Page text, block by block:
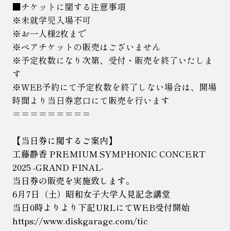
■チケットに関する注意事項
※未就学児入場不可
※お一人様2枚まで
※ペアチケットの販売はございません
※予定枚数になり次第、受付・販売を終了いたしま
す
※WEB予約にて予定枚数を終了しない場合は、開場
時間より当日券窓口にて販売を行います
＝＝＝＝＝＝＝＝＝
【当日券に関するご案内】
工藤静香 PREMIUM SYMPHONIC CONCERT
2025 -GRAND FINAL-
当日券の販売を実施致します。
6月7日（土）昭和女子大学人見記念講堂
当日0時よりより下記URLにてWEB受付開始
https://www.diskgarage.com/tic